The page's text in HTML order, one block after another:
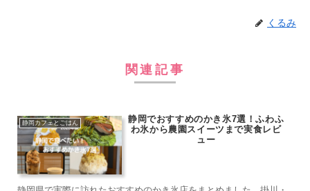
くるみ
関連記事
静岡カフェとごはん
静岡でおすすめのかき氷7選！ふわふ
わ氷から農園スイーツまで実食レビ
ュー